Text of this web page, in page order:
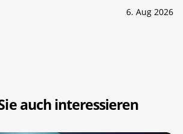
6. Aug 2026
auch interessieren